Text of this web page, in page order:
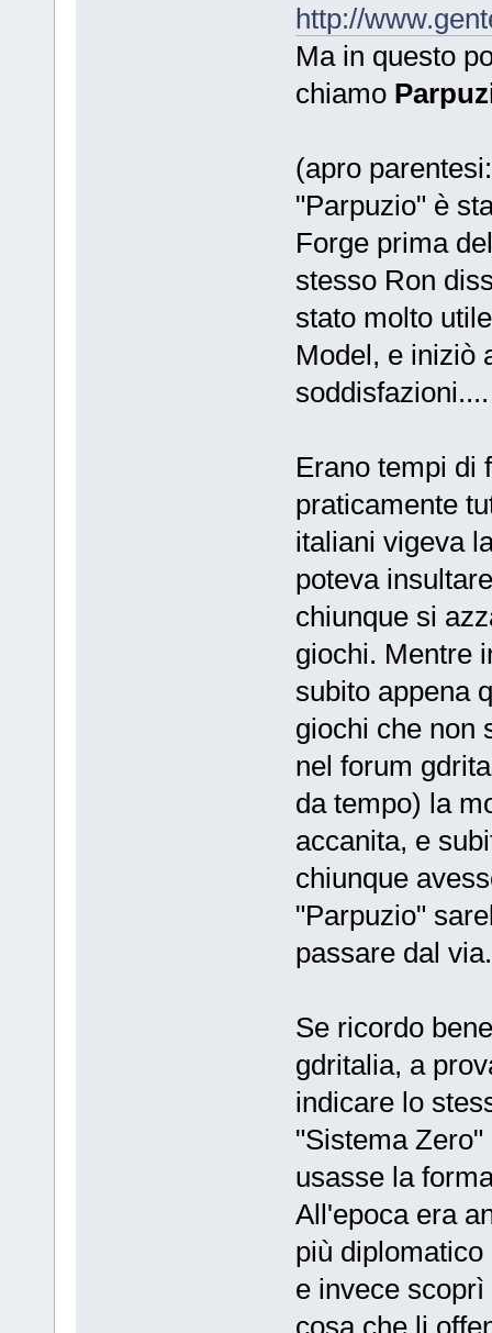
http://
Ma in questo
chiamo
(apro
"Parpuzio" è
Forge prima
stesso Ron
stato molto
Model, e iniziò
Erano tempi di
praticamente
italiani vigeva
poteva
chiunque si
giochi. Mentre
subito appena
giochi che non
nel forum
da tempo) la
accanita, e
chiunque
"Parpuzio"
passare dal via.
Se ricordo
gdritalia, a
indicare lo
"Sistema
usasse la
All'epoca era
più
e invece